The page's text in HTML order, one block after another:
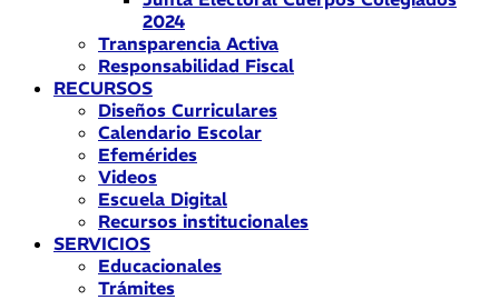
2024
Transparencia Activa
Responsabilidad Fiscal
RECURSOS
Diseños Curriculares
Calendario Escolar
Efemérides
Videos
Escuela Digital
Recursos institucionales
SERVICIOS
Educacionales
Trámites